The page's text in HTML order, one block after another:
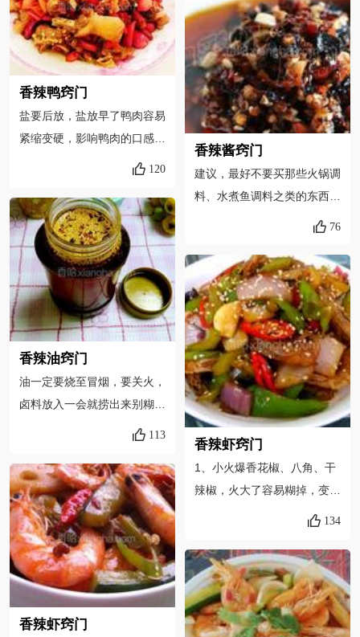
物3.只要你的虾够新鲜，油爆
过绝对不腥。不用神马胡椒
粉、料酒腌制，这样只会让虾
失水变味4.只有绝对新鲜的
虾，才能在爆油后蜷成U字形
甚至O字形5.虾和芹菜都吃
油，在加入鲜辣粉和香料粉后
炒起来会比较滞手，油分两次
象6.最后起锅的时候淋香麻
油，非常香，真的很香7.连枝
爆是花椒中的极品，国内无种
植，全世界只产于泰国和南美
部分区域，色红肉厚油点多，
爆瓣分两瓣、四瓣、六瓣、八
瓣，产量稀少，价格奇高，奇
香奇麻，不要强求，用国产上
等韩城大红袍也可，只是没有
那么出色8.心蓝自制的鲜辣
粉、香料粉为这道菜增色不
卖的五香粉和自己打点200目
细度的辣椒面，超市的鲜辣粉
就不要用了，因为心蓝实在无
法接受以辣椒为主料的鲜辣粉
为神马是黄色的……9.心蓝觉
得去虾须是必须的，因为过油
虾须容易糊，但是去虾枪就没
香辣鸭窍门
盐要后放，盐放早了鸭肉容易
紧缩变硬，影响鸭肉的口感。
烧鸭子的水不易放太多，因为
那么香辣了。。我自己做的豆
瓣酱里放的八角三奈比较多，
所以就没有另放。菜里所有用
料的“适量”，都可以依据朋友
们自己的口味来取决。
120
香辣油窍门
油一定要烧至冒烟，要关火，
卤料放入一会就捞出来别糊
了，油和辣椒面一定要三次放
辣，第三次是色。每一次的油
温大约是五分钟。别等太长时
间了，油温太冷了就出不来辣
味和颜色的。爱吃自己动手不
后悔哟，自己做的干净，美
味，吃着方便舒服。
113
香辣虾窍门
才有劲道，辣椒酱是我自己做
的，里面有芝麻，香香的，煮
粉煮面的搭挡配料呀，详细做
法我菜谱有，仅供参考呀，有
香菜的话也放一点进去，我家
刚好没有我就不放了
香辣酱窍门
建议，最好不要买那些火锅调
料、水煮鱼调料之类的东西，
那里面，真的不知会有什么。
出丝毫不逊色的味道。而亲自
动手，不也是一种乐趣吗，生
活中处处有情调有惊喜，何不
快快乐乐地创造呢。
76
香辣虾窍门
1、小火爆香花椒、八角、干
辣椒，火大了容易糊掉，变
苦。2、放了2勺豆瓣酱，少
提鲜，就不那么麻辣了。3、
这里是用干虾，要提前用温水
泡发，也可以用新鲜的虾。中
间放完调料汁儿后，要放入适
134